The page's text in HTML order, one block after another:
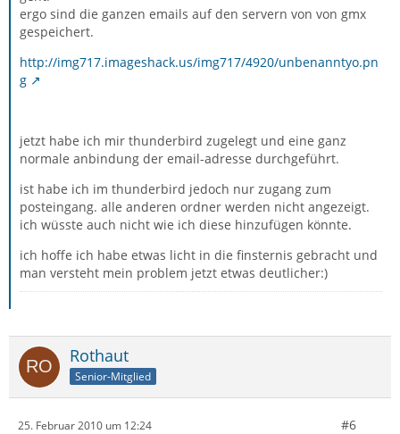
ergo sind die ganzen emails auf den servern von von gmx
gespeichert.
http://img717.imageshack.us/img717/4920/unbenanntyo.pn
g
jetzt habe ich mir thunderbird zugelegt und eine ganz
normale anbindung der email-adresse durchgeführt.
ist habe ich im thunderbird jedoch nur zugang zum
posteingang. alle anderen ordner werden nicht angezeigt.
ich wüsste auch nicht wie ich diese hinzufügen könnte.
ich hoffe ich habe etwas licht in die finsternis gebracht und
man versteht mein problem jetzt etwas deutlicher:)
Rothaut
Senior-Mitglied
25. Februar 2010 um 12:24 #6